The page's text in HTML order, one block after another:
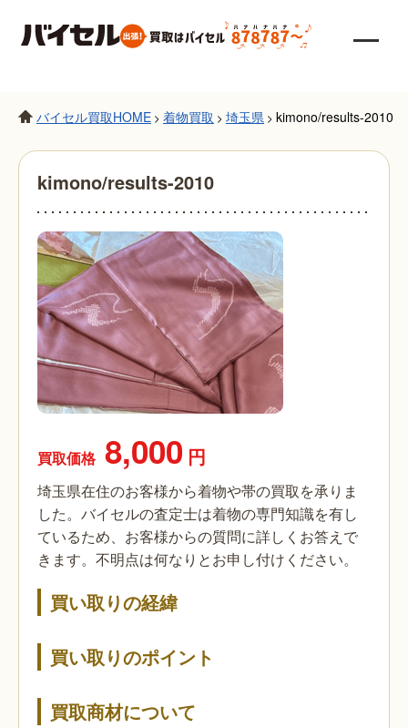
バイセル買取HOME > 着物買取 > 埼玉県 > kimono/results-2010
kimono/results-2010
買取価格 8,000 円
埼玉県在住のお客様から着物や帯の買取を承りま
した。バイセルの査定士は着物の専門知識を有し
ているため、お客様からの質問に詳しくお答えで
きます。不明点は何なりとお申し付けください。
買い取りの経緯
買い取りのポイント
買取商材について